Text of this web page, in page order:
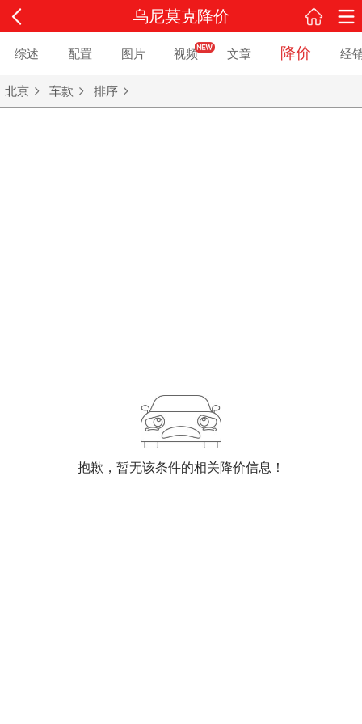
乌尼莫克降价
综述 配置 图片 视频 文章 降价 经
北京 车款 排序
抱歉，暂无该条件的相关降价信息！